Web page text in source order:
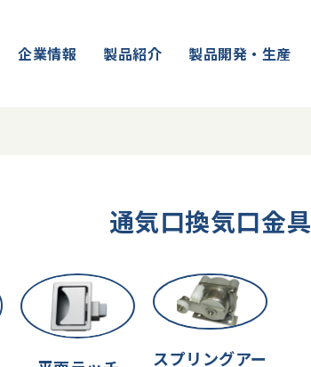
企業情報 製品紹介 製品開発・生産
通気口換気口金具
スプリングアー